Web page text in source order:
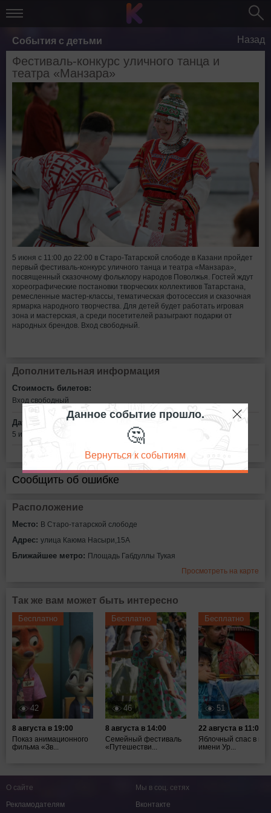
События с детьми Назад
Фестиваль-конкурс уличного танца и
театра «Манзара»
5 июня с 11:00 до 22:00 в Старо-Татарской слободе в Казани пройдет
первый фестиваль-конкурс уличного танца и театра «Манзара»,
посвященный сказочному фольклору народов Поволжья. Гостей ждут
хореографические постановки творческих коллективов Татарстана,
ремесленные мастер-классы, тематическая фотосессия и сказочная
ярмарка народного творчества. Для детей будет работать игровая
зона и мастерская, а среди посетителей разыграют подарки от
народных брендов. Вход свободный.
Дополнительная информация
Стоимость билетов:
Вход свободный
Дата:
5 июня в 11:00
Сообщить об ошибке
Расположение
Место: В Старо-татарской слободе
Адрес: улица Каюма Насыри,15А
Ближайшее метро: Площадь Габдуллы Тукая
Просмотреть на карте
Так же вам может быть интересно
Бесплатно
42
8 августа в 19:00
Показ анимационного
фильма «Зв...
Бесплатно
46
8 августа в 14:00
Семейный фестиваль
«Путешестви...
Бесплатно
51
22 августа в 11:00
Яблочный спас в
имени Ур...
Данное событие прошло.
🤔
Вернуться к событиям
О сайте
Рекламодателям
Мы в соц. сетях
Вконтакте